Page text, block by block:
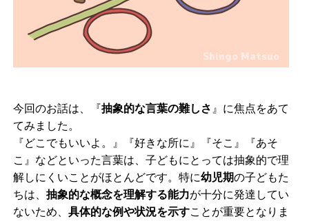
今回のお話は、『抽象的な言葉の難しさ』に焦点をあて
てみました。
『どこでもいいよ。』『好きな所に』『そこ』『あそ
こ』などといった言葉は、子どもにとっては抽象的で理
解しにくいことがほとんどです。特に幼児期の子どもた
ちは、 抽象的な概念を理解する能力が十分に発達してい
ないため、 具体的な例や状況を示すことが重要となりま